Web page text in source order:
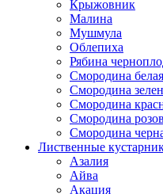
Крыжовник
Малина
Мушмула
Облепиха
Рябина
Смородина белая
Смородина
Смородина
Смородина
Смородина
Лиственные
Азалия
Айва
Акация